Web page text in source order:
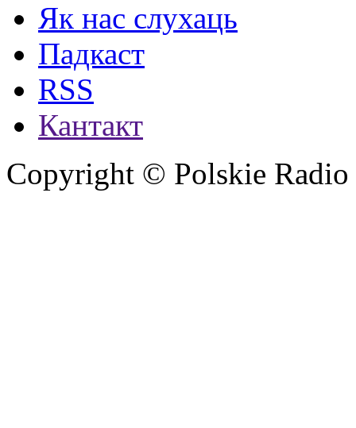
Як нас слухаць
Падкаст
RSS
Кантакт
Copyright © Polskie